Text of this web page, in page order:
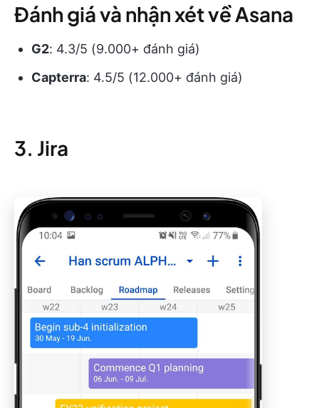
Đánh giá và nhận xét về Asana
G2: 4.3/5 (9.000+ đánh giá)
Capterra: 4.5/5 (12.000+ đánh giá)
3. Jira